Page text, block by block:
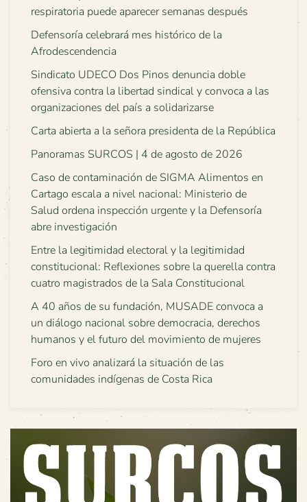
respiratoria puede aparecer semanas después
Defensoría celebrará mes histórico de la
Afrodescendencia
Sindicato UDECO Dos Pinos denuncia doble
ofensiva contra la libertad sindical y convoca a las
organizaciones del país a solidarizarse
Carta abierta a la señora presidenta de la República
Panoramas SURCOS | 4 de agosto de 2026
Caso de contaminación de SIGMA Alimentos en
Cartago escala a nivel nacional: Ministerio de
Salud ordena inspección urgente y la Defensoría
abre investigación
Entre la legitimidad electoral y la legitimidad
constitucional: Reflexiones sobre la querella contra
cuatro magistrados de la Sala Constitucional
A 40 años de su fundación, MUSADE convoca a
un diálogo nacional sobre democracia, derechos
humanos y el futuro del movimiento de mujeres
Foro en vivo analizará la situación de las
comunidades indígenas de Costa Rica